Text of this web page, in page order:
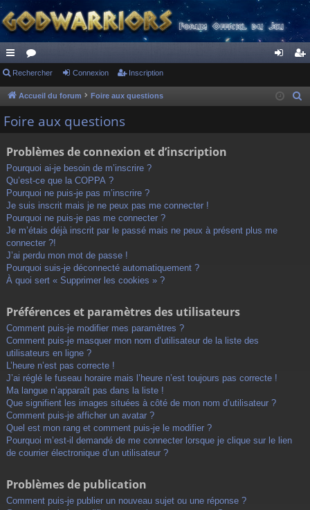
ac
co
ur
s
or
u ne cri
Rechercher Connexion Inscription
Accueil du forum Foire aux questions
Foire aux questions
Problèmes de connexion et d’inscription
Pourquoi ai-je besoin de m’inscrire ?
Qu’est-ce que la COPPA ?
Pourquoi ne puis-je pas m’inscrire ?
Je suis inscrit mais je ne peux pas me connecter !
Pourquoi ne puis-je pas me connecter ?
Je m’étais déjà inscrit par le passé mais ne peux à présent plus me
connecter ?!
J’ai perdu mon mot de passe !
Pourquoi suis-je déconnecté automatiquement ?
À quoi sert « Supprimer les cookies » ?
Préférences et paramètres des utilisateurs
Comment puis-je modifier mes paramètres ?
Comment puis-je masquer mon nom d’utilisateur de la liste des
utilisateurs en ligne ?
L’heure n’est pas correcte !
J’ai réglé le fuseau horaire mais l’heure n’est toujours pas correcte !
Ma langue n’apparaît pas dans la liste !
Que signifient les images situées à côté de mon nom d’utilisateur ?
Comment puis-je afficher un avatar ?
Quel est mon rang et comment puis-je le modifier ?
Pourquoi m’est-il demandé de me connecter lorsque je clique sur le lien
de courrier électronique d’un utilisateur ?
Problèmes de publication
Comment puis-je publier un nouveau sujet ou une réponse ?